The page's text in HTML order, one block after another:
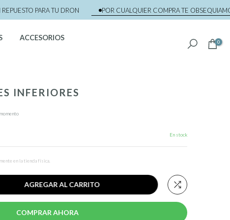
PARA TU DRON POR CUALQUIER COMPRA TE OBSEQUIAMOS
ACCESORIOS
0
INFERIORES
En stock
en la tienda física.
AGREGAR AL CARRITO
COMPRAR AHORA